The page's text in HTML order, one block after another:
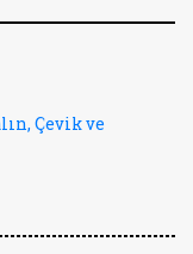
Çevik ve